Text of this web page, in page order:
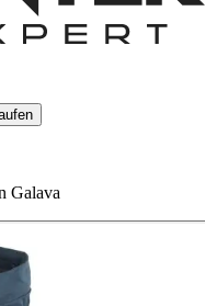
Galava